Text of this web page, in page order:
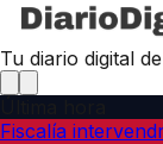
Tu diario digital
Fiscalía